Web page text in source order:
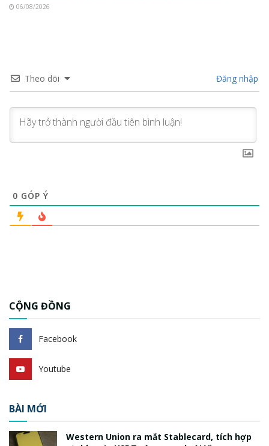
06/08/2026
Theo dõi Đăng nhập
0 GÓP Ý
CỘNG ĐỒNG
Facebook
Youtube
BÀI MỚI
Western Union ra mắt Stablecard, tích hợp